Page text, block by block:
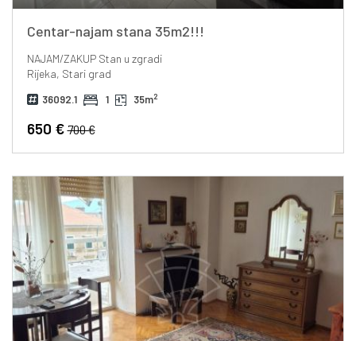
Centar-najam stana 35m2!!!
NAJAM/ZAKUPStan u zgradi
Rijeka, Stari grad
36092.1 1 35m2
650 €700 €